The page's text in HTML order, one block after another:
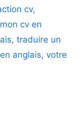
cv,
cv en
, traduire un
anglais, votre